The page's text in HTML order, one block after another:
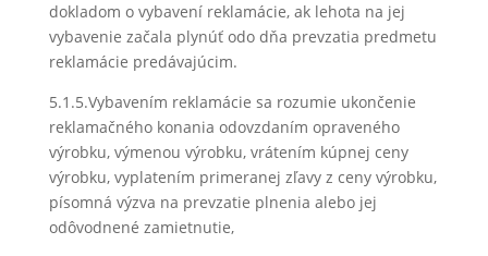
dokladom o vybavení reklamácie, ak lehota na jej
vybavenie začala plynúť odo dňa prevzatia predmetu
reklamácie predávajúcim.
5.1.5.Vybavením reklamácie sa rozumie ukončenie
reklamačného konania odovzdaním opraveného
výrobku, výmenou výrobku, vrátením kúpnej ceny
výrobku, vyplatením primeranej zľavy z ceny výrobku,
písomná výzva na prevzatie plnenia alebo jej
odôvodnené zamietnutie,